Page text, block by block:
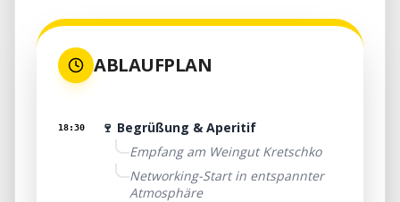
ABLAUFPLAN
18:30
🍷 Begrüßung & Aperitif
Empfang am Weingut Kretschko
Networking-Start in entspannter
Atmosphäre